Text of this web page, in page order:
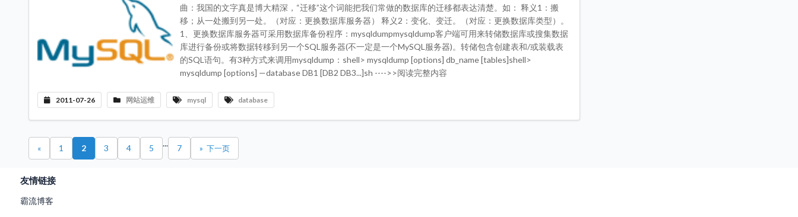
曲：我国的文字真是博大精深，“迁移”这个词能把我们常做的数据库的迁移都表达清楚。如： 释义1：搬
移；从一处搬到另一处。（对应：更换数据库服务器） 释义2：变化、变迁。（对应：更换数据库类型）。
1、更换数据库服务器可采用数据库备份程序：mysqldumpmysqldump客户端可用来转储数据库或搜集数据
库进行备份或将数据转移到另一个SQL服务器(不一定是一个MySQL服务器)。转储包含创建表和/或装载表
的SQL语句。有3种方式来调用mysqldump：shell> mysqldump [options] db_name [tables]shell>
mysqldump [options] —database DB1 [DB2 DB3...]sh ---->>阅读完整内容
2011-07-26 网站运维 mysql database
« 1 2 3 4 5 ... 7 »
友情链接
霸流博客